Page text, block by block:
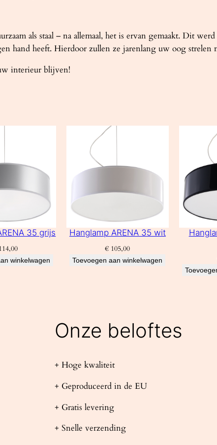
als staal – na allemaal, het is ervan gemaakt. Dit
hand heeft. Hierdoor zullen ze jarenlang uw oog
interieur blijven!
35 grijs
winkelwagen
Hanglamp ARENA 35 wit
€ 105,00
Toevoegen aan winkelwagen
Onze beloftes
+ Hoge kwaliteit
+ Geproduceerd in de EU
+ Gratis levering
+ Snelle verzending